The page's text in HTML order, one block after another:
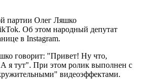
партии Олег Ляшко
Об этом народный депутат
в Instagram.
говорит: "Привет! Ну что,
я тут". При этом ролик выполнен с
видеоэффектами.